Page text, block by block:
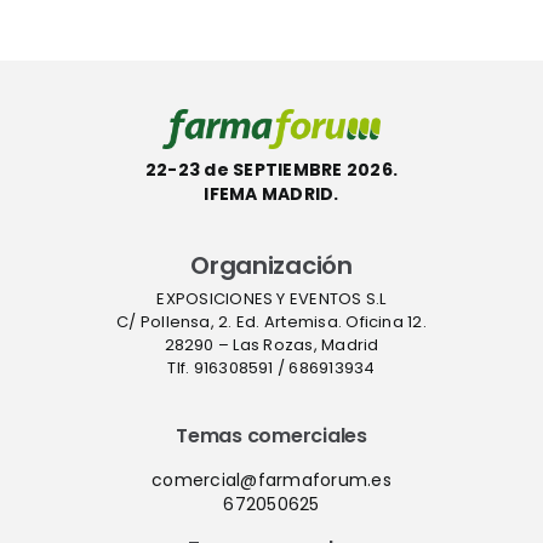
22-23 de SEPTIEMBRE 2026.
IFEMA MADRID.
Organización
EXPOSICIONES Y EVENTOS S.L
C/ Pollensa, 2. Ed. Artemisa. Oficina 12.
28290 – Las Rozas, Madrid
Tlf. 916308591 / 686913934
Temas comerciales
comercial@farmaforum.es
672050625